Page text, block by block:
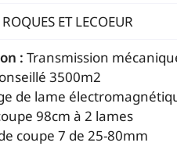
utilisantle formulaire de désinscription
INSCRIPTION
ROQUES ET LECOEUR
: Transmission
3500m2
de lame
98cm à 2 lames
coupe 7 de 25-80mm